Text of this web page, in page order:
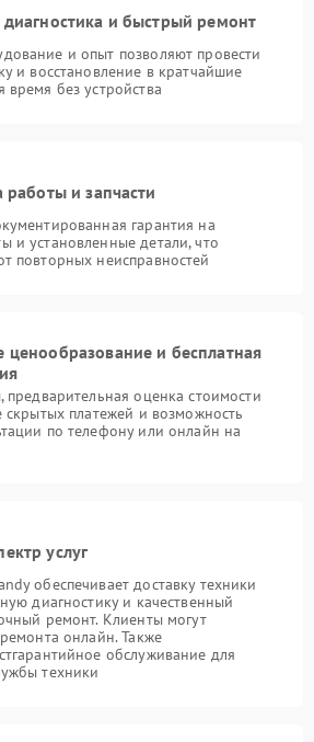
диагностика и быстрый ремонт
и опыт позволяют провести
и восстановление в кратчайшие
без устройства
работы и запчасти
гарантия на
и установленные детали, что
повторных неисправностей
ценообразование и бесплатная
предварительная оценка стоимости
скрытых платежей и возможность
по телефону или онлайн на
услуг
обеспечивает доставку техники
диагностику и качественный
ремонт. Клиенты могут
онлайн. Также
обслуживание для
техники